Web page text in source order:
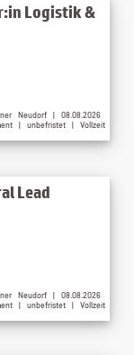
Logistik &
Neudorf | 08.08.2026
| unbefristet | Vollzeit
Lead
Neudorf | 08.08.2026
| unbefristet | Vollzeit